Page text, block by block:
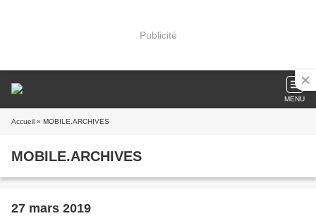
Publicité
MENU
Accueil » MOBILE.ARCHIVES
MOBILE.ARCHIVES
27 mars 2019